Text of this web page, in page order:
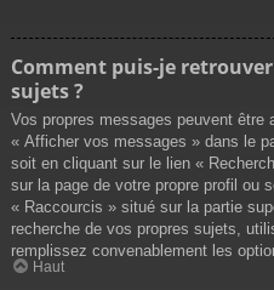
Comment puis-je
sujets ?
Vos propres messages peuvent
« Afficher vos messages » dans le
soit en cliquant sur le lien «
sur la page de votre propre profil ou
« Raccourcis » situé sur la partie
recherche de vos propres sujets,
remplissez convenablement les
Haut